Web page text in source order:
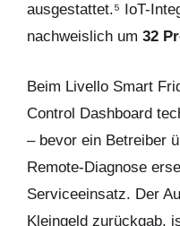
ausgestattet.⁵ IoT-
nachweislich um 32
Beim Livello Smart
Control Dashboard
– bevor ein Betreiber
Remote-Diagnose
Serviceeinsatz. Der
Kleingeld zurückgab,